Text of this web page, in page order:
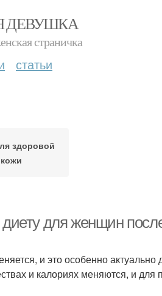
ДЕВУШКА
страничка
статьи
здоровой
кожи
для женщин
и это особенно
и калориях меняются, и для